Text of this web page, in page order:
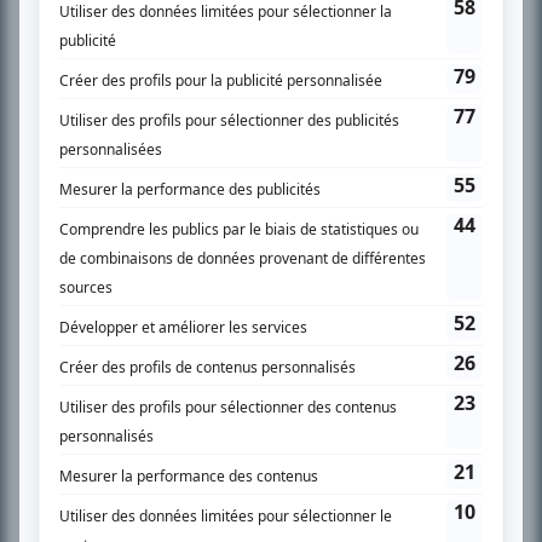
son petit écran. Celui qu’on surnomme parfois «l’encyclopédie de la
télévision» a d’abord oeuvré au magazine TV Hebdo de 1996 à 2001. Sa
spécialité: la télé québécoise. On peut l’entendre régulièrement commenter
l’actualité télévisuelle au 98,5.
Liste des oeuvres